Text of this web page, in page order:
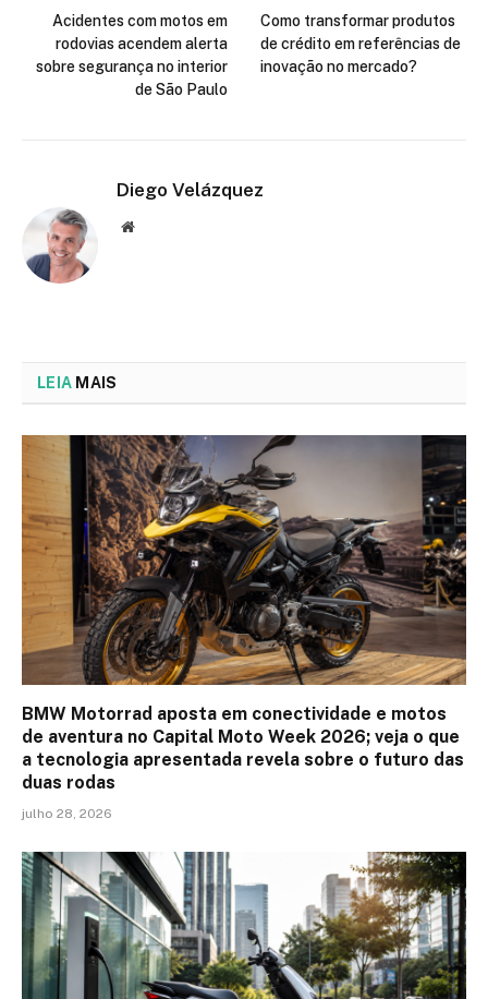
Acidentes com motos em
rodovias acendem alerta
sobre segurança no interior
de São Paulo
Como transformar produtos
de crédito em referências de
inovação no mercado?
Diego Velázquez
Website
LEIA MAIS
BMW Motorrad aposta em conectividade e motos
de aventura no Capital Moto Week 2026; veja o que
a tecnologia apresentada revela sobre o futuro das
duas rodas
julho 28, 2026